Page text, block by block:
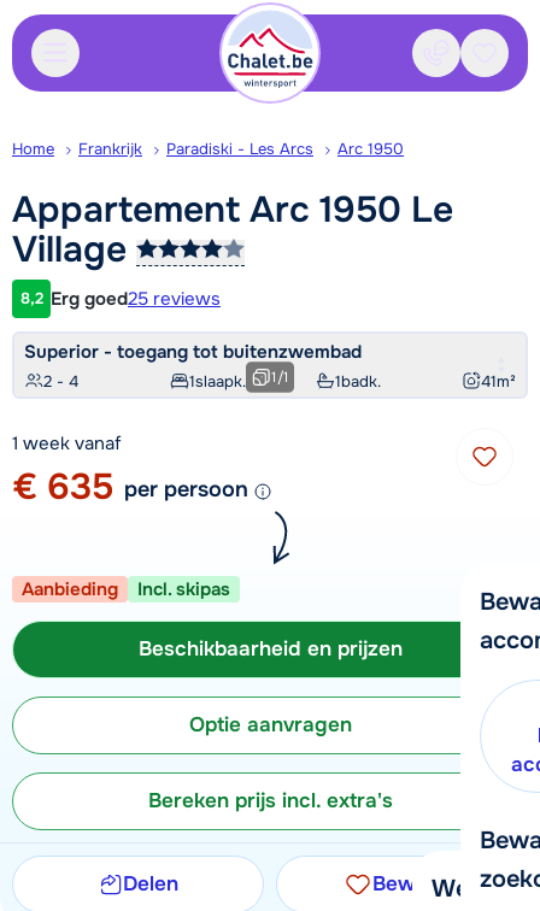
Contact
We
Home Frankrijk Paradiski - Les Arcs Arc 1950
Appartement Arc 1950 Le
Village
Klantwaardering
8,2 Erg goed25 reviews
Superior - toegang tot buitenzwembad
2 - 4 1slaapk. 1badk. 41m²
1/1
1 week vanaf
€ 635 per persoon
Aanbieding Incl. skipas
Beschikbaarheid en prijzen
Optie aanvragen
Bereken prijs incl. extra's
Delen Bewaren